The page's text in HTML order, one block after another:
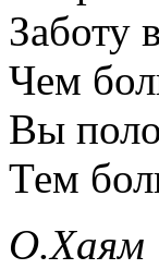
Заботу
Чем
Вы
Тем
О.Хаям